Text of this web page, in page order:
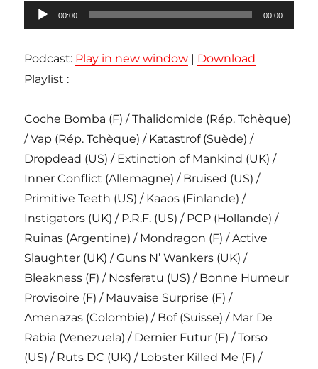
Lecteur
audio
00:00 00:00
Podcast: Play in new window | Download
Playlist :
Coche Bomba (F) / Thalidomide (Rép. Tchèque)
/ Vap (Rép. Tchèque) / Katastrof (Suède) /
Dropdead (US) / Extinction of Mankind (UK) /
Inner Conflict (Allemagne) / Bruised (US) /
Primitive Teeth (US) / Kaaos (Finlande) /
Instigators (UK) / P.R.F. (US) / PCP (Hollande) /
Ruinas (Argentine) / Mondragon (F) / Active
Slaughter (UK) / Guns N’ Wankers (UK) /
Bleakness (F) / Nosferatu (US) / Bonne Humeur
Provisoire (F) / Mauvaise Surprise (F) /
Amenazas (Colombie) / Bof (Suisse) / Mar De
Rabia (Venezuela) / Dernier Futur (F) / Torso
(US) / Ruts DC (UK) / Lobster Killed Me (F) /